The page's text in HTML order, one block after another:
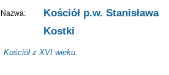
Nazwa:
Kościół p.w. Stanisława
Kostki
Kościół z XVI wieku.